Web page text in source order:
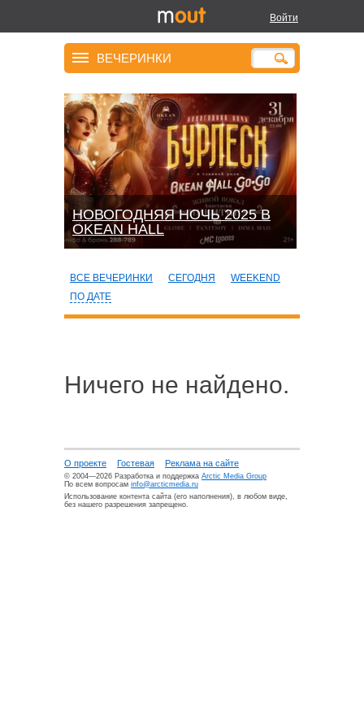
Войти
ВЕЧЕРИНКИ
НОВОГОДНЯЯ НОЧЬ 2025 В
OKEАN HALL
ВСЕ ВЕЧЕРИНКИ СЕГОДНЯ
WEEKEND
ПО ДАТЕ
Ничего не найдено.
О проекте Гостевая Реклама на сайте
© 2004—2026 Разработка и поддержка Arctic Media Group
По всем вопросам info@arcticmedia.ru
Использование контента сайта (его наполнения), в любом виде,
без нашего разрешения запрещено.